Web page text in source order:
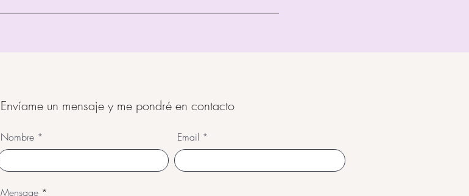
Envíame un mensaje y me pondré en contacto
Nombre Email
Mensage